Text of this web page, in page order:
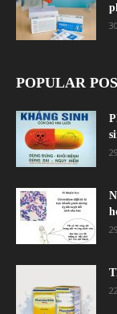
POPULAR